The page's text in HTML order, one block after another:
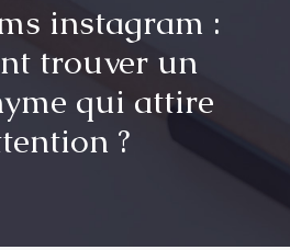
instagram :
trouver un
qui attire
?